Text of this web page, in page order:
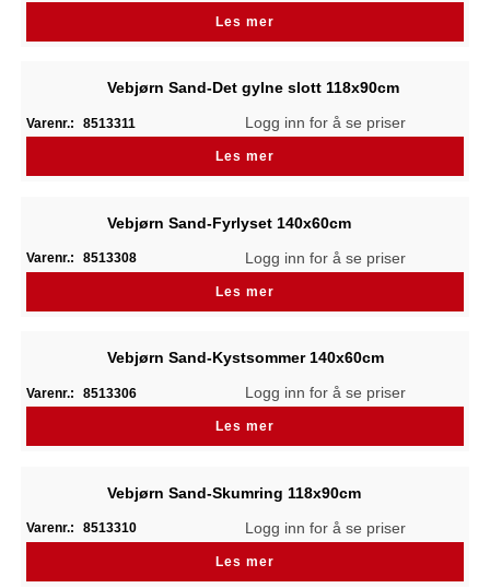
Les mer
Vebjørn Sand-Det gylne slott 118x90cm
Varenr.: 8513311 Logg inn for å se priser
Les mer
Vebjørn Sand-Fyrlyset 140x60cm
Varenr.: 8513308 Logg inn for å se priser
Les mer
Vebjørn Sand-Kystsommer 140x60cm
Varenr.: 8513306 Logg inn for å se priser
Les mer
Vebjørn Sand-Skumring 118x90cm
Varenr.: 8513310 Logg inn for å se priser
Les mer